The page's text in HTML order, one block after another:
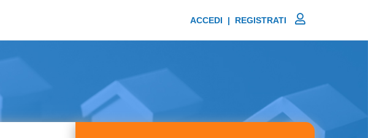
ACCEDI | REGISTRATI